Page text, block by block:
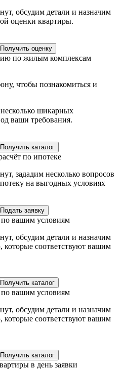
обсудим детали и назначим
оценки квартиры.
Получить оценку
по жилым комплексам
чтобы познакомиться и
шикарных
ваши требования.
Получить каталог
по ипотеке
зададим несколько вопросов
на выгодных условиях
Подать заявку
вашим условиям
обсудим детали и назначим
которые соответствуют вашим
Получить каталог
вашим условиям
обсудим детали и назначим
которые соответствуют вашим
Получить каталог
в день заявки